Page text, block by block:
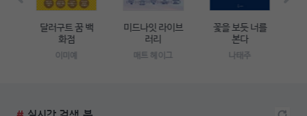
달러구트 꿈 백
화점
이미예
미드나잇 라이브
러리
매트 헤이그
꽃을 보듯 너를
본다
나태주